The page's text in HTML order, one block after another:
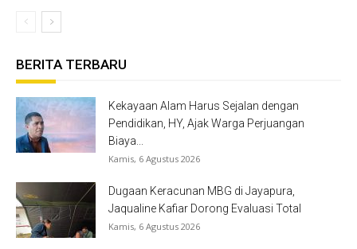
BERITA TERBARU
Kekayaan Alam Harus Sejalan dengan
Pendidikan, HY, Ajak Warga Perjuangan
Biaya...
Kamis, 6 Agustus 2026
Dugaan Keracunan MBG di Jayapura,
Jaqualine Kafiar Dorong Evaluasi Total
Kamis, 6 Agustus 2026